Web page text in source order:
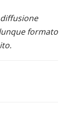
formato